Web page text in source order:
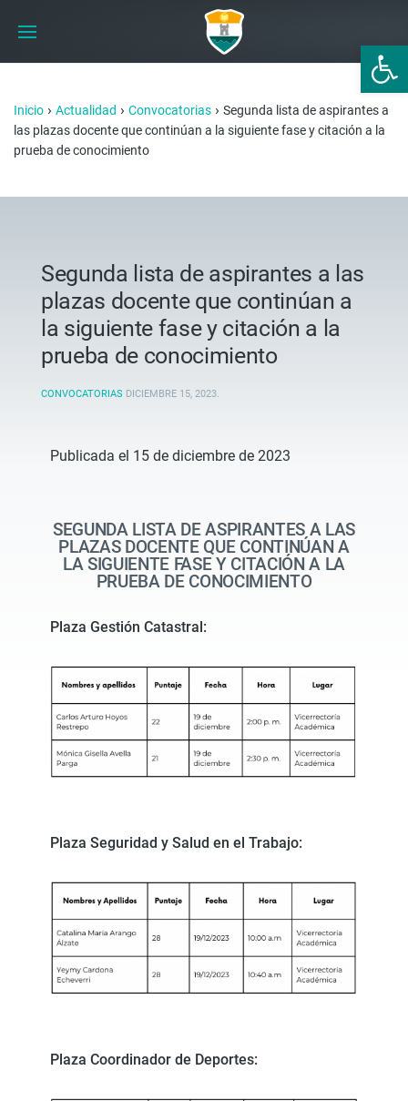
Abrir
Inicio › Actualidad › Convocatorias › Segunda lista de aspirantes a
las plazas docente que continúan a la siguiente fase y citación a la
prueba de conocimiento
Segunda lista de aspirantes a las
plazas docente que continúan a
la siguiente fase y citación a la
prueba de conocimiento
CONVOCATORIAS DICIEMBRE 15, 2023.
Publicada el 15 de diciembre de 2023
SEGUNDA LISTA DE ASPIRANTES A LAS
PLAZAS DOCENTE QUE CONTINÚAN A
LA SIGUIENTE FASE Y CITACIÓN A LA
PRUEBA DE CONOCIMIENTO
Plaza Gestión Catastral:
Plaza Seguridad y Salud en el Trabajo:
Plaza Coordinador de Deportes: